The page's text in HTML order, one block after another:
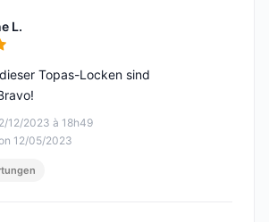
L.
5
12/2023 à 18h49
12/05/2023
Topas-Locken sind